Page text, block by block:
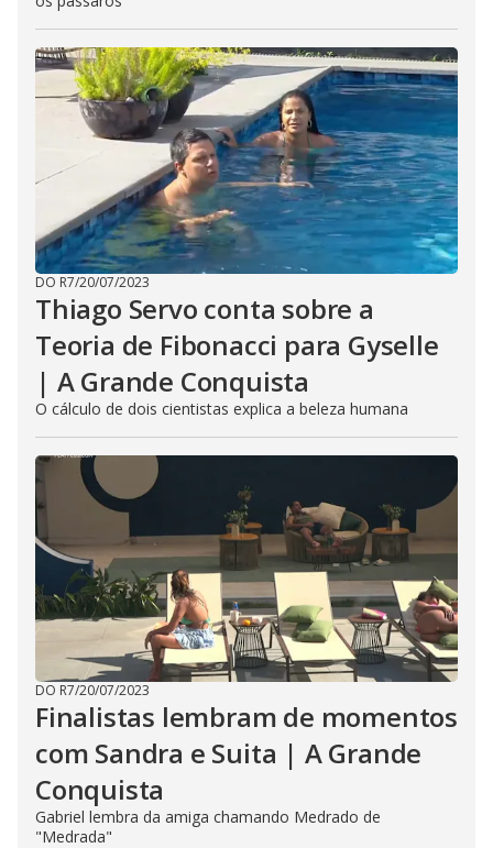
DO R7/20/07/2023
Thiago Servo conta sobre a
Teoria de Fibonacci para Gyselle
| A Grande Conquista
O cálculo de dois cientistas explica a beleza humana
DO R7/20/07/2023
Finalistas lembram de momentos
com Sandra e Suita | A Grande
Conquista
Gabriel lembra da amiga chamando Medrado de
"Medrada"